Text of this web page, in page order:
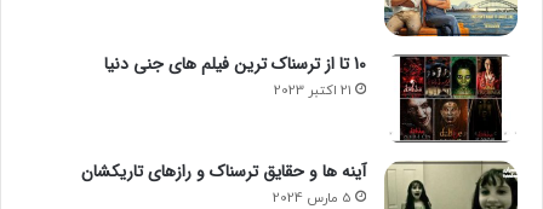
10 تا از ترسناک ترین فیلم های جنی دنیا
21 اکتبر 2023
آینه ها و حقایق ترسناک و رازهای تاریکشان
5 مارس 2024